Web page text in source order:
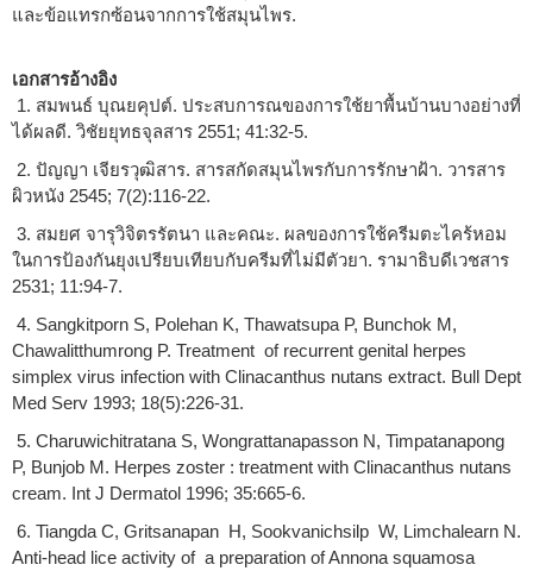
และข้อแทรกซ้อนจากการใช้สมุนไพร.
เอกสารอ้างอิง
1. สมพนธ์ บุณยคุปต์. ประสบการณของการใช้ยาพื้นบ้านบางอย่างที่
ได้ผลดี. วิชัยยุทธจุลสาร 2551; 41:32-5.
2. ปัญญา เจียรวุฒิสาร. สารสกัดสมุนไพรกับการรักษาฝ้า. วารสาร
ผิวหนัง 2545; 7(2):116-22.
3. สมยศ จารุวิจิตรรัตนา และคณะ. ผลของการใช้ครีมตะไคร้หอม
ในการป้องกันยุงเปรียบเทียบกับครีมที่ไม่มีตัวยา. รามาธิบดีเวชสาร
2531; 11:94-7.
4. Sangkitporn S, Polehan K, Thawatsupa P, Bunchok M,
Chawalitthumrong P. Treatment of recurrent genital herpes
simplex virus infection with Clinacanthus nutans extract. Bull Dept
Med Serv 1993; 18(5):226-31.
5. Charuwichitratana S, Wongrattanapasson N, Timpatanapong
P, Bunjob M. Herpes zoster : treatment with Clinacanthus nutans
cream. Int J Dermatol 1996; 35:665-6.
6. Tiangda C, Gritsanapan H, Sookvanichsilp W, Limchalearn N.
Anti-head lice activity of a preparation of Annona squamosa